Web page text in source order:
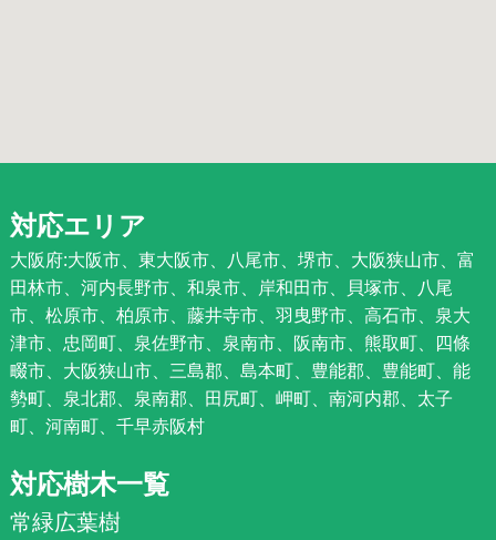
対応エリア
大阪府:大阪市、東大阪市、八尾市、堺市、大阪狭山市、富
田林市、河内長野市、和泉市、岸和田市、貝塚市、八尾
市、松原市、柏原市、藤井寺市、羽曳野市、高石市、泉大
津市、忠岡町、泉佐野市、泉南市、阪南市、熊取町、四條
畷市、大阪狭山市、三島郡、島本町、豊能郡、豊能町、能
勢町、泉北郡、泉南郡、田尻町、岬町、南河内郡、太子
町、河南町、千早赤阪村
対応樹木一覧
常緑広葉樹